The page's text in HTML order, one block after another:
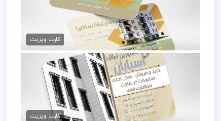
کارت ویزیت مشاور املاک psd
79,000 تومان
کارت ویزیت
کارت ویزیت خام مشاور املاک
79,000 تومان
کارت ویزیت